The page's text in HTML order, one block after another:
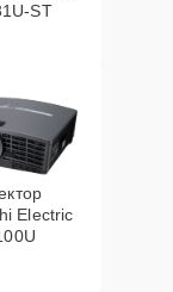
ST
Electric